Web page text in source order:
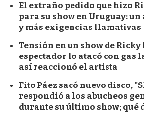
El extraño pedido que hizo
para su show en Uruguay:
y más exigencias llamativas
Tensión en un show de
espectador lo atacó con gas
así reaccionó el artista
Fito Páez sacó nuevo disco,
respondió a los abucheos
durante su último show; qué